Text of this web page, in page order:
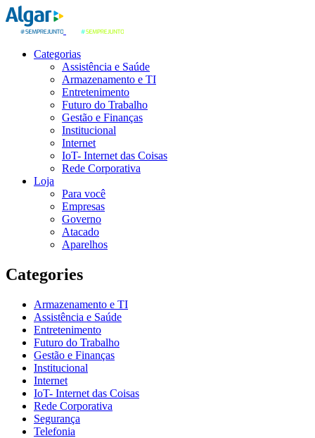
Categorias
Assistência e Saúde
Armazenamento e TI
Entretenimento
Futuro do Trabalho
Gestão e Finanças
Institucional
Internet
IoT- Internet das Coisas
Rede Corporativa
Loja
Para você
Empresas
Governo
Atacado
Aparelhos
Categories
Armazenamento e TI
Assistência e Saúde
Entretenimento
Futuro do Trabalho
Gestão e Finanças
Institucional
Internet
IoT- Internet das Coisas
Rede Corporativa
Segurança
Telefonia